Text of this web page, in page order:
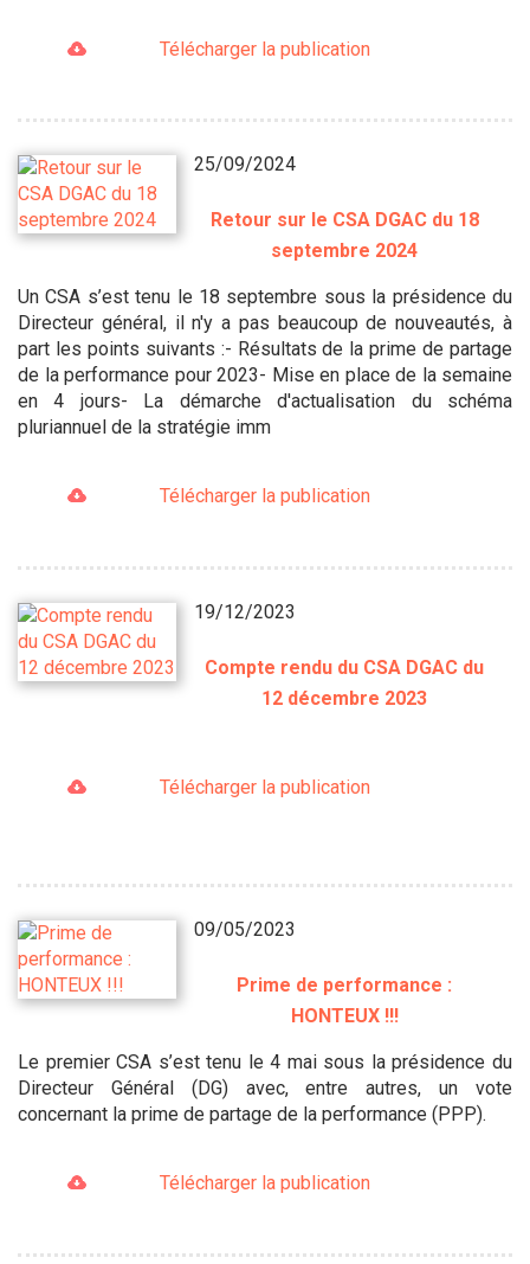
Télécharger la publication
25/09/2024
Retour sur le CSA DGAC du 18
septembre 2024
Un CSA s’est tenu le 18 septembre sous la présidence du
Directeur général, il n'y a pas beaucoup de nouveautés, à
part les points suivants :- Résultats de la prime de partage
de la performance pour 2023- Mise en place de la semaine
en 4 jours- La démarche d'actualisation du schéma
pluriannuel de la stratégie imm
Télécharger la publication
19/12/2023
Compte rendu du CSA DGAC du
12 décembre 2023
Télécharger la publication
09/05/2023
Prime de performance :
HONTEUX !!!
Le premier CSA s’est tenu le 4 mai sous la présidence du
Directeur Général (DG) avec, entre autres, un vote
concernant la prime de partage de la performance (PPP).
Télécharger la publication